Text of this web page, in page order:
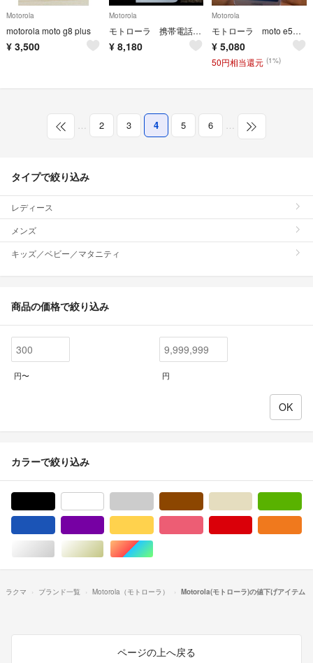
Motorola
motorola moto g8 plus
¥ 3,500
Motorola
モトローラ 携帯電話 moto e6S SIMフリースマホ スマートフォン本体
¥ 8,180
Motorola
モトローラ moto e5 SIMフリースマートフォン本体 ワイモバイル
¥ 5,080
50円相当還元 (1%)
… 2 3 4 5 6 …
タイプで絞り込み
レディース
メンズ
キッズ／ベビー／マタニティ
商品の価格で絞り込み
円〜 円
カラーで絞り込み
シルバー/銀色系ゴールド/金色系マルチカラー
ラクマ ブランド一覧 Motorola（モトローラ） Motorola(モトローラ)の値下げアイテム
ページの上へ戻る